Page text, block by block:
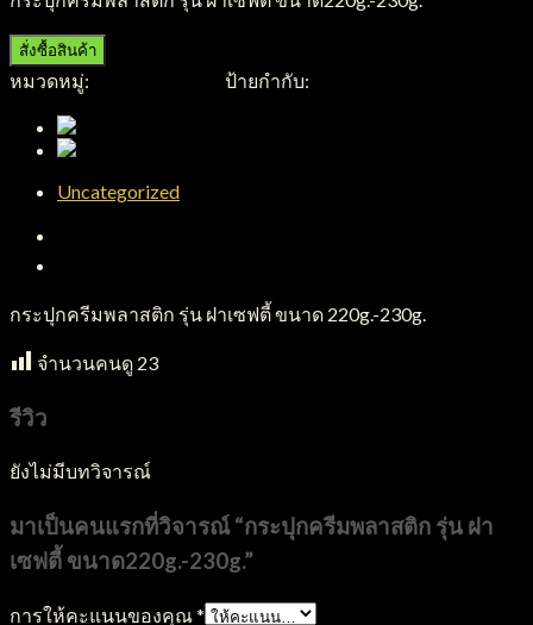
สั่งซื้อสินค้า
หมวดหมู่: ป้ายกำกับ:
Uncategorized
กระปุกครีมพลาสติก รุ่น ฝาเซฟตี้ ขนาด 220g.-230g.
จำนวนคนดู 23
รีวิว
ยังไม่มีบทวิจารณ์
มาเป็นคนแรกที่วิจารณ์ “กระปุกครีมพลาสติก รุ่น ฝา
เซฟตี้ ขนาด220g.-230g.”
การให้คะแนนของคุณ*